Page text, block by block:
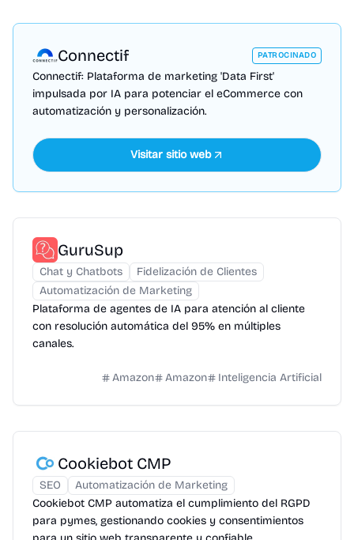
Connectif PATROCINADO
Connectif: Plataforma de marketing 'Data First'
impulsada por IA para potenciar el eCommerce con
automatización y personalización.
Visitar sitio web
GuruSup
Chat y Chatbots
Fidelización de Clientes
Automatización de Marketing
Plataforma de agentes de IA para atención al cliente
con resolución automática del 95% en múltiples
canales.
Amazon Amazon Inteligencia Artificial
Cookiebot CMP
SEO
Automatización de Marketing
Cookiebot CMP automatiza el cumplimiento del RGPD
para pymes, gestionando cookies y consentimientos